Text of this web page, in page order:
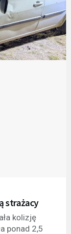
strażacy
kolizję
ponad 2,5